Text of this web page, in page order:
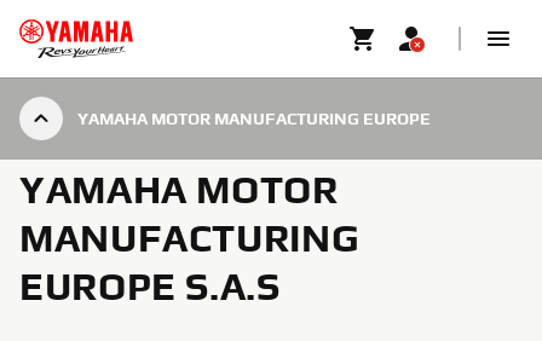
YAMAHA MOTOR MANUFACTURING EUROPE
YAMAHA MOTOR
MANUFACTURING
EUROPE S.A.S